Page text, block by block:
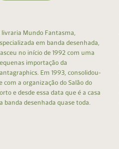
livraria Mundo Fantasma,
em banda desenhada,
no início de 1992 com uma
importação da
Em 1993, consolidou-
com a organização do Salão do
e desde essa data que é a casa
banda desenhada quase toda.